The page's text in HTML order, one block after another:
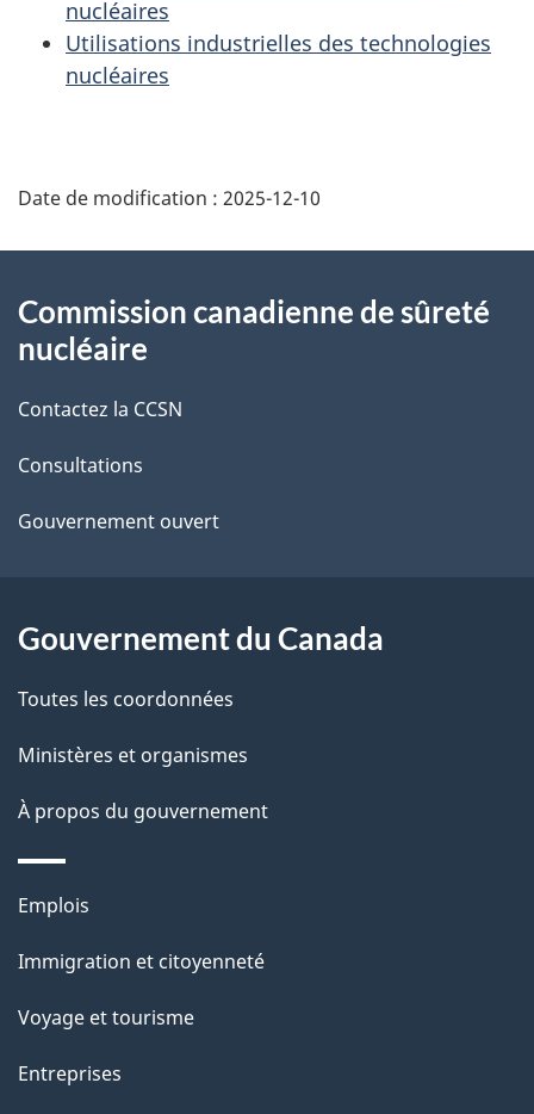
nucléaires
Utilisations industrielles des technologies
nucléaires
é
a
i
l
s
d
l
a
g
e
Date de modification : 2025-12-10
propos
de
ce
site
Commission canadienne de sûreté
nucléaire
Contactez la CCSN
Consultations
Gouvernement ouvert
Gouvernement du Canada
Toutes les coordonnées
Ministères et organismes
À propos du gouvernement
Thèmes
sujets
Emplois
Immigration et citoyenneté
Voyage et tourisme
Entreprises